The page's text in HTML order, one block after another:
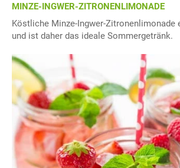
MINZE-INGWER-ZITRONENLIMONADE
Köstliche Minze-Ingwer-
und ist daher das ideale Sommergetränk.